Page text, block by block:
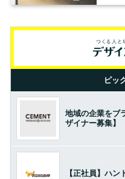
ピッ
地域の企業をブ
ザイナー募集】
【正社員】ハ